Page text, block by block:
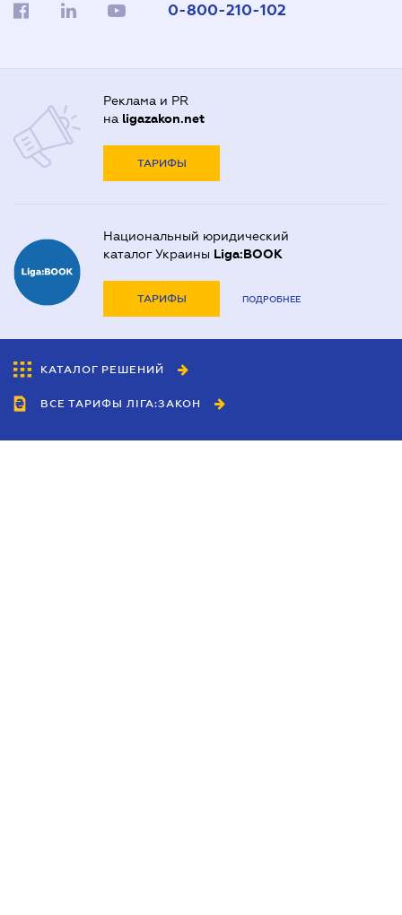
0-800-210-102
Реклама и PR
на ligazakon.net
ТАРИФЫ
Национальный юридический
каталог Украины Liga:BOOK
ТАРИФЫ ПОДРОБНЕЕ
КАТАЛОГ РЕШЕНИЙ
ВСЕ ТАРИФЫ ЛІГА:ЗАКОН